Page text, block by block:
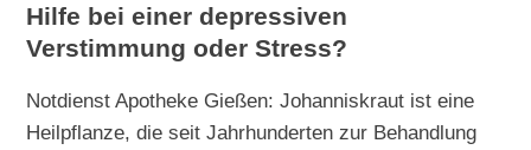
Hilfe bei einer depressiven
Verstimmung oder Stress?
Notdienst Apotheke Gießen: Johanniskraut ist eine
Heilpflanze, die seit Jahrhunderten zur Behandlung